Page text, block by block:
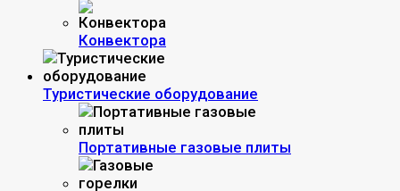
Конвектора
Туристические оборудование
Портативные газовые плиты